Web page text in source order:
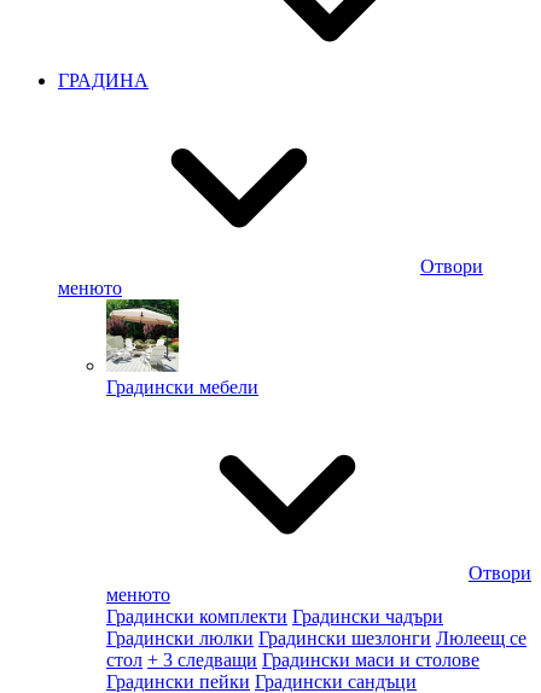
ГРАДИНА
Отвори
менюто
Градински мебели
Отвори
менюто
Градински комплекти Градински чадъри
Градински люлки Градински шезлонги Люлеещ се
стол + 3 следващи Градински маси и столове
Градински пейки Градински сандъци